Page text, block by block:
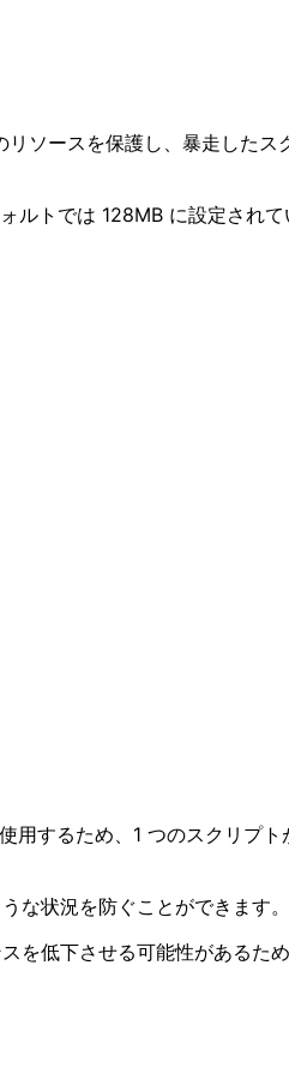
ソースを保護し、暴走した
ルトでは 128MB に設定され
するため、1 つのスクリプ
な状況を防ぐことができます。
低下させる可能性があるた